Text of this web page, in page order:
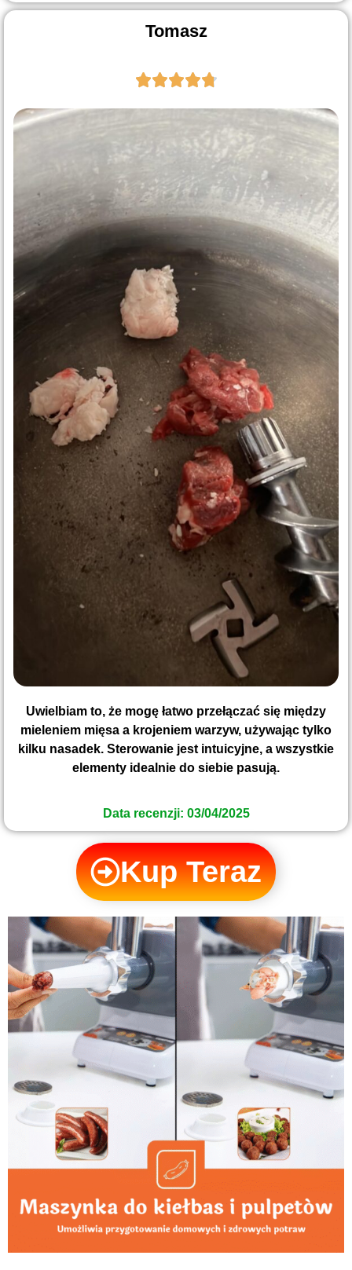
Tomasz
Uwielbiam to, że mogę łatwo przełączać się między
mieleniem mięsa a krojeniem warzyw, używając tylko
kilku nasadek. Sterowanie jest intuicyjne, a wszystkie
elementy idealnie do siebie pasują.
Data recenzji: 03/04/2025
Kup Teraz